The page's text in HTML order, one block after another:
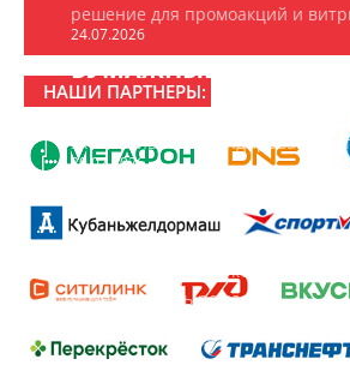
решение для промоакций и
24.07.2026
БУМАЖНЫЕ ПАКЕТЫ
ООО «РПК «БрендПринт»
эксклюзивные брендированные
20.07.2026
16 лет создаём то, что замечают:
производственная компания
отмечает день рождения.
НАШИ ПАРТНЕРЫ: